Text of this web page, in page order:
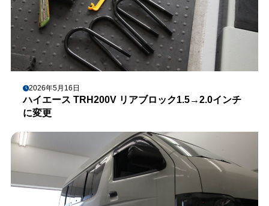
2026年5月16日
ハイエース TRH200V リアブロック1.5→2.0インチ
に変更